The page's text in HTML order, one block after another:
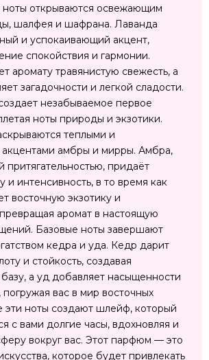
ноты открываются освежающим
шалфея и шафрана. Лаванда
и успокаивающий акцент,
спокойствия и гармонии.
аромату травянистую свежесть, а
загадочности и легкой сладости.
незабываемое первое
ноты природы и экзотики.
теплыми и
акцентами амбры и мирры. Амбра,
притягательностью, придаёт
и интенсивность, в то время как
восточную экзотику и
превращая аромат в настоящую
Базовые ноты завершают
кедра и уда. Кедр дарит
и стойкость, создавая
а уд добавляет насыщенности
погружая вас в мир восточных
эти ноты создают шлейф, который
с вами долгие часы, вдохновляя и
вокруг вас. Этот парфюм — это
которое будет привлекать